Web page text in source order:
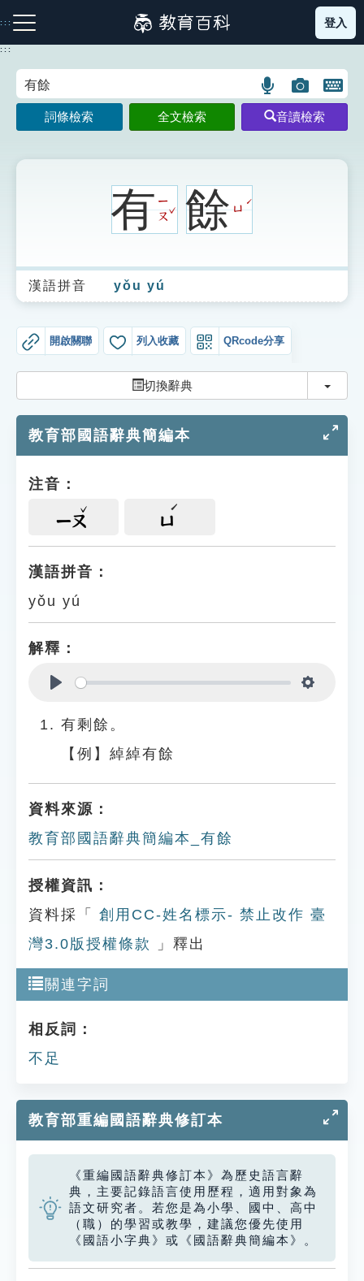
到
主
:::
注音索引圖示 筆畫索引圖示 部首索引表圖示
生字詞彙表
成語故事
索引選單
單字索引
遊戲專區
貓頭鷹博士
登入
:::
語
言
搜
圖
片
搜
開
鍵
圖
詞條檢索 全文檢索 音讀檢索
有ㄧ
ㄡ
ˇ餘ㄩ
ˊ
漢語拼音 yǒu yú
開啟關聯 列入收藏 QRcode分享
切換辭典 切換
教育部國語辭典簡編本
注音：
ㄧㄡ ㄩ
漢語拼音：
yǒu yú
解釋：
有剩餘。
【例】綽綽有餘
資料來源：
教育部國語辭典簡編本_有餘
授權資訊：
資料採「
創用CC-姓名標示- 禁止改作 臺
灣3.0版授權條款
」釋出
關連字詞
相反詞：
不足
教育部重編國語辭典修訂本
《重編國語辭典修訂本》為歷史語言辭
典，主要記錄語言使用歷程，適用對象為
語文研究者。若您是為小學、國中、高中
（職）的學習或教學，建議您優先使用
《國語小字典》或《國語辭典簡編本》。